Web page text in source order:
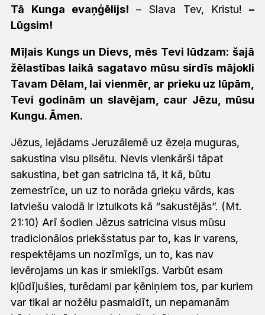
Tā Kunga evaņģēlijs!– Slava Tev, Kristu!
–
Lūgsim!
Mīļais Kungs un Dievs, mēs Tevi lūdzam: šajā
žēlastības laikā sagatavo mūsu sirdīs mājokli
Tavam Dēlam, lai vienmēr, ar prieku uz lūpām,
Tevi godinām un slavējam, caur Jēzu, mūsu
Kungu. Āmen.
Jēzus, iejādams Jeruzālemē uz ēzeļa muguras,
sakustina visu pilsētu. Nevis vienkārši tāpat
sakustina, bet gan satricina tā, it kā, būtu
zemestrīce, un uz to norāda grieķu vārds, kas
latviešu valodā ir iztulkots kā “sakustējās”. (Mt.
21:10) Arī šodien Jēzus satricina visus mūsu
tradicionālos priekšstatus par to, kas ir varens,
respektējams un nozīmīgs, un to, kas nav
ievērojams un kas ir smieklīgs. Varbūt esam
kļūdījušies, turēdami par ķēniņiem tos, par kuriem
var tikai ar nožēlu pasmaidīt, un nepamanām